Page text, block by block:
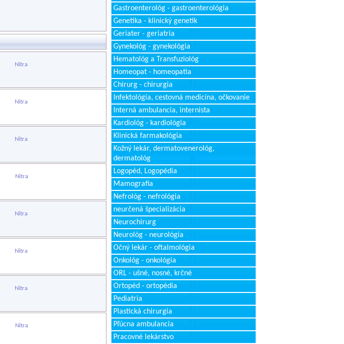
Nitra
Nitra
Nitra
Nitra
Nitra
Nitra
Nitra
Nitra
Gastroenterológ - gastroenterológia
Genetika - klinický genetik
Geriater - geriatria
Gynekológ - gynekológia
Hematológ a Transfuziológ
Homeopat - homeopatia
Chirurg - chirurgia
Infektológia, cestovná medicína, očkovanie
Interná ambulancia, internista
Kardiológ - kardiológia
Klinická farmakológia
Kožný lekár, dermatovenerológ,
dermatológ
Logopéd, Logopédia
Mamografia
Nefrológ - nefrológia
neurčená špecializácia
Neurochirurg
Neurológ - neurológia
Očný lekár - oftalmológia
Onkológ - onkológia
ORL - ušné, nosné, krčné
Ortopéd - ortopédia
Pediatria
Plastická chirurgia
Pľúcna ambulancia
Pracovné lekárstvo